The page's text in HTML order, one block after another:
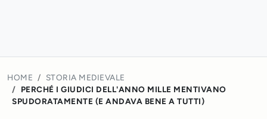
HOME
STORIA MEDIEVALE
PERCHÉ I GIUDICI DELL'ANNO MILLE MENTIVANO
SPUDORATAMENTE (E ANDAVA BENE A TUTTI)